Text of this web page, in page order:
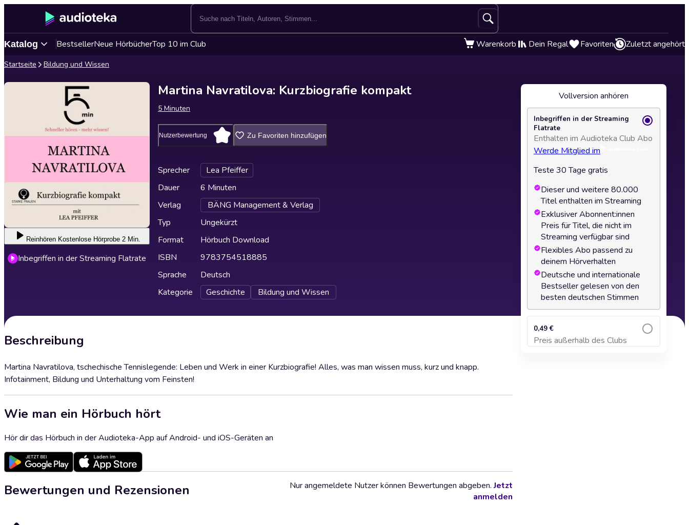
Katalog BestsellerNeue HörbücherTop 10 im Club Warenkorb Dein Regal Favoriten Zuletzt angehört
Startseite Bildung und Wissen
Reinhören Kostenlose Hörprobe 2 Min.
Inbegriffen in der Streaming Flatrate
Martina Navratilova: Kurzbiografie kompakt
5 Minuten
Nutzerbewertung Zu Favoriten hinzufügen
Sprecher
Lea Pfeiffer
Dauer
6 Minuten
Verlag
BÄNG Management & Verlag
Typ
Ungekürzt
Format
Hörbuch Download
ISBN
9783754518885
Sprache
Deutsch
Kategorie
Geschichte Bildung und Wissen
Beschreibung
Martina Navratilova, tschechische Tennislegende: Leben und Werk in einer Kurzbiografie! Alles, was man wissen muss, kurz und knapp.
Infotainment, Bildung und Unterhaltung vom Feinsten!
Wie man ein Hörbuch hört
Hör dir das Hörbuch in der Audioteka-App auf Android- und iOS-Geräten an
Bewertungen und Rezensionen Nur angemeldete Nutzer können Bewertungen abgeben.Jetzt
anmelden
Vollversion anhören
Inbegriffen in der Streaming
Flatrate
Enthalten im Audioteka Club Abo
Werde Mitglied im
Teste 30 Tage gratis
Dieser und weitere 80.000
Titel enthalten im Streaming
Exklusiver Abonnent:innen
Preis für Titel, die nicht im
Streaming verfügbar sind
Flexibles Abo passend zu
deinem Hörverhalten
Deutsche und internationale
Bestseller gelesen von den
besten deutschen Stimmen
0,49 €
Preis außerhalb des Clubs
Zum Warenkorb hinzufügen